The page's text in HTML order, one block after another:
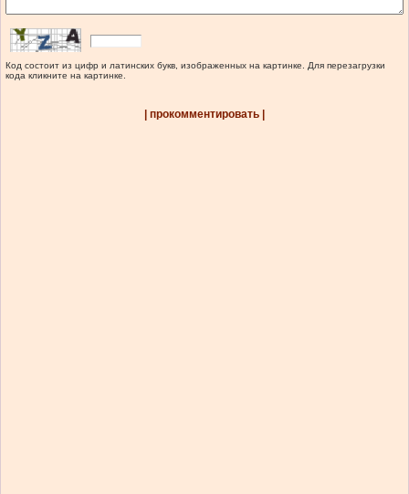
Код состоит из цифр и латинских букв, изображенных на картинке. Для перезагрузки
кода кликните на картинке.
| прокомментировать |